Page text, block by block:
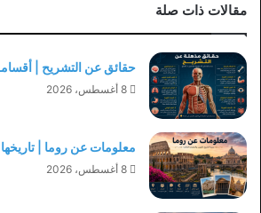
مقالات ذات صلة
حقائق عن التشريح |
8 أغسطس، 2026
معلومات عن روما | تاريخها
8 أغسطس، 2026